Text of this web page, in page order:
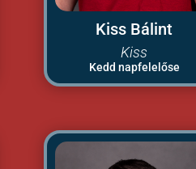
Kiss Bálint
Kiss
Kedd napfelelőse